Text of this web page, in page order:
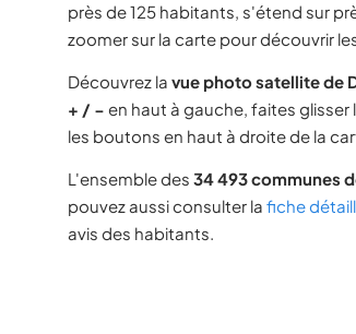
près de 125 habitants, s'étend sur
zoomer sur la carte pour découvrir
Découvrez la vue photo satellite de
+ / − en haut à gauche, faites
les boutons en haut à droite de la
L'ensemble des 34 493 communes
pouvez aussi consulter la fiche
avis des habitants.